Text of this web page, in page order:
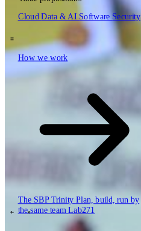
CloudData & AISoftware Security
How we work
How we work
The SBP Trinity Plan, build, run by
the same teamLab271
EN
\
Value propositions
CloudData & AISoftwareSecurity